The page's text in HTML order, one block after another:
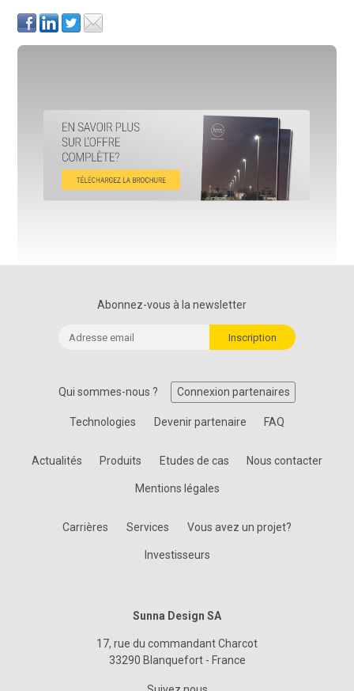
Abonnez-vous à la newsletter
Qui sommes-nous ? Connexion partenaires
Technologies Devenir partenaire FAQ
Actualités Produits Etudes de cas Nous contacter
Mentions légales
Carrières Services Vous avez un projet?
Investisseurs
Sunna Design SA
17, rue du commandant Charcot
33290 Blanquefort - France